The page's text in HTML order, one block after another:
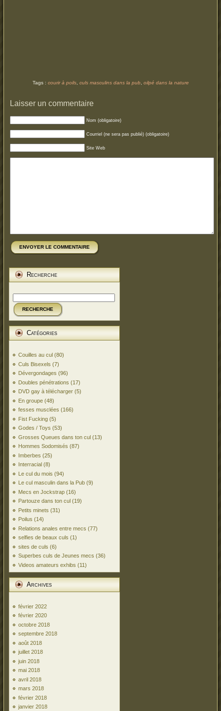
Tags : courir à poils, culs masculins dans la pub, oilpé dans la nature
Laisser un commentaire
Nom (obligatoire)
Courriel (ne sera pas publié) (obligatoire)
Site Web
ENVOYER LE COMMENTAIRE
Recherche
RECHERCHE
Catégories
Couilles au cul (80)
Culs Bisexels (7)
Dévergondages (96)
Doubles pénétrations (17)
DVD gay à télécharger (5)
En groupe (48)
fesses musclées (166)
Fist Fucking (5)
Godes / Toys (53)
Grosses Queues dans ton cul (13)
Hommes Sodomisés (87)
Imberbes (25)
Interracial (8)
Le cul du mois (94)
Le cul masculin dans la Pub (9)
Mecs en Jockstrap (16)
Partouze dans ton cul (19)
Petits minets (31)
Poilus (14)
Relations anales entre mecs (77)
selfies de beaux culs (1)
sites de culs (6)
Superbes culs de Jeunes mecs (36)
Videos amateurs exhibs (11)
Archives
février 2022
février 2020
octobre 2018
septembre 2018
août 2018
juillet 2018
juin 2018
mai 2018
avril 2018
mars 2018
février 2018
janvier 2018